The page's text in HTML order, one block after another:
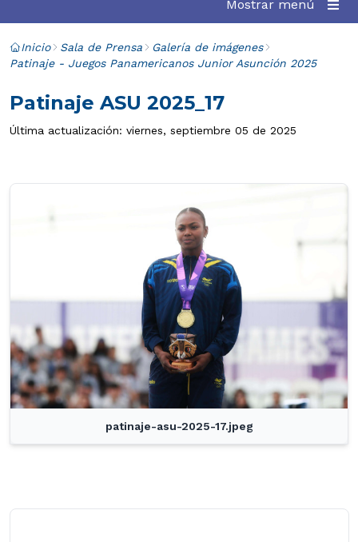
Mostrar menú
Inicio Sala de Prensa
Galería de imágenes
Patinaje - Juegos Panamericanos Junior Asunción 2025
Patinaje ASU 2025_17
Última actualización: viernes, septiembre 05 de 2025
patinaje-asu-2025-17.jpeg